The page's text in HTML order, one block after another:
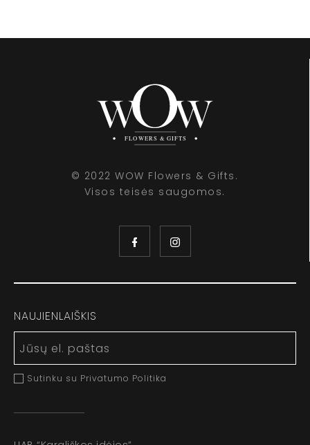
© 2022 WOW Flowers & Gifts.
Visos teisės saugomos.
NAUJIENLAIŠKIS
Sutinku su Privatumo Politika